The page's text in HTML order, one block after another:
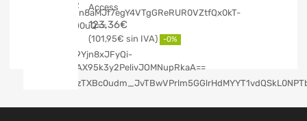
Access
123,36€
101,95€ -0%